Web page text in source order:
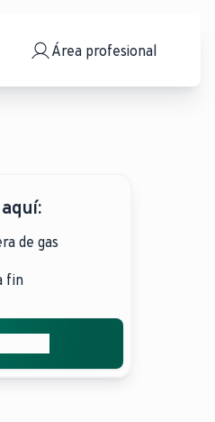
Área profesional
de gas
fin